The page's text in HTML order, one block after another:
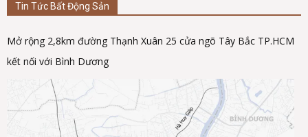
Tin Tức Bất Động Sản
Mở rộng 2,8km đường Thạnh Xuân 25 cửa ngõ Tây Bắc TP.HCM
kết nối với Bình Dương